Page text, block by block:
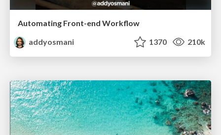
Automating Front-end Workflow
addyosmani
1370 210k